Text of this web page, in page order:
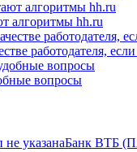
алгоритмы hh.ru
работодателя,
вопросы
не указанаБанк ВТБ